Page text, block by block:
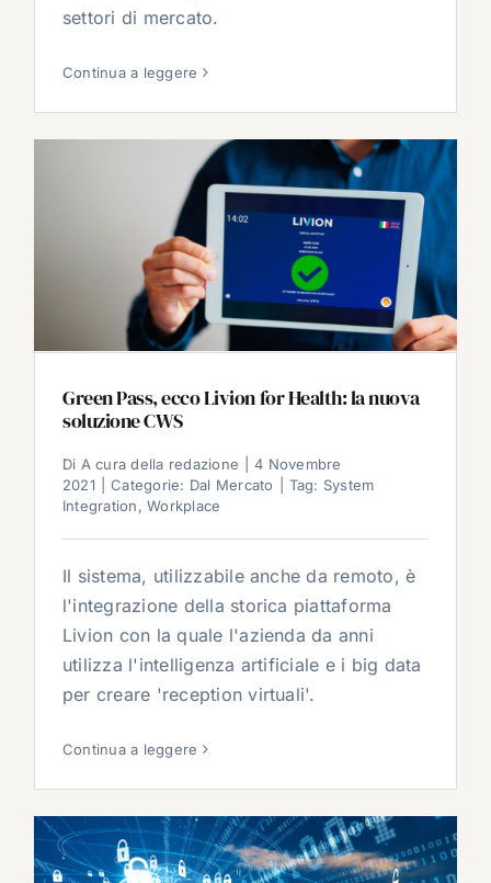
settori di mercato.
Continua a leggere
Green Pass, ecco Livion for Health: la nuova
soluzione CWS
Di A cura della redazione
4 Novembre
2021
Categorie: Dal Mercato Tag: System
Integration,Workplace
Il sistema, utilizzabile anche da remoto, è
l'integrazione della storica piattaforma
Livion con la quale l'azienda da anni
utilizza l'intelligenza artificiale e i big data
per creare 'reception virtuali'.
Continua a leggere